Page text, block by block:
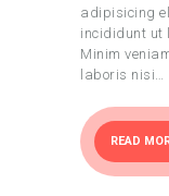
adipisicing
incididunt ut
Minim
laboris nisi…
READ